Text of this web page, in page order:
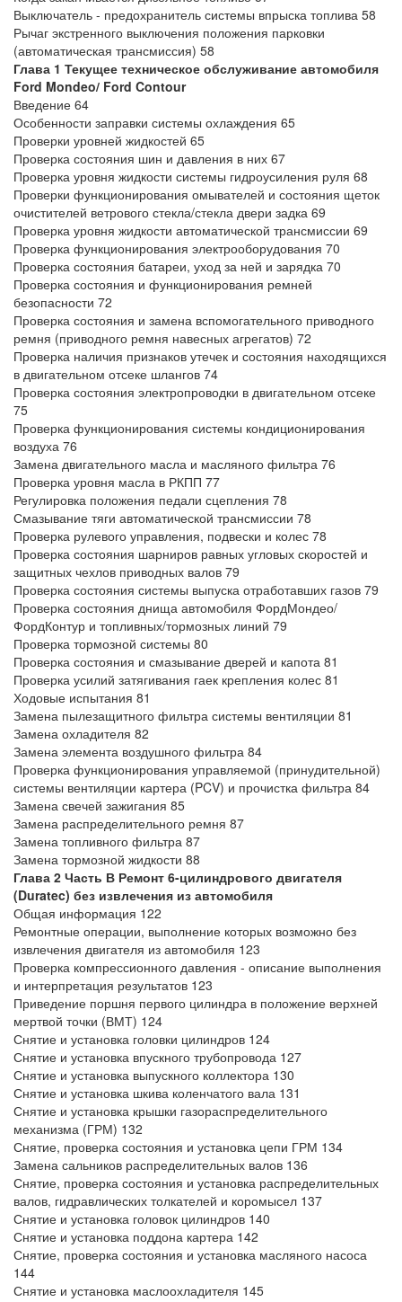
Выключатель - предохранитель системы впрыска топлива 58
Рычаг экстренного выключения положения парковки
(автоматическая трансмиссия) 58
Глава 1 Текущее техническое обслуживание автомобиля
Ford Mondeo/ Ford Contour
Введение 64
Особенности заправки системы охлаждения 65
Проверки уровней жидкостей 65
Проверка состояния шин и давления в них 67
Проверка уровня жидкости системы гидроусиления руля 68
Проверки функционирования омывателей и состояния щеток
очистителей ветрового стекла/стекла двери задка 69
Проверка уровня жидкости автоматической трансмиссии 69
Проверка функционирования электрооборудования 70
Проверка состояния батареи, уход за ней и зарядка 70
Проверка состояния и функционирования ремней
безопасности 72
Проверка состояния и замена вспомогательного приводного
ремня (приводного ремня навесных агрегатов) 72
Проверка наличия признаков утечек и состояния находящихся
в двигательном отсеке шлангов 74
Проверка состояния электропроводки в двигательном отсеке
75
Проверка функционирования системы кондиционирования
воздуха 76
Замена двигательного масла и масляного фильтра 76
Проверка уровня масла в РКПП 77
Регулировка положения педали сцепления 78
Смазывание тяги автоматической трансмиссии 78
Проверка рулевого управления, подвески и колес 78
Проверка состояния шарниров равных угловых скоростей и
защитных чехлов приводных валов 79
Проверка состояния системы выпуска отработавших газов 79
Проверка состояния днища автомобиля ФордМондео/
ФордКонтур и топливных/тормозных линий 79
Проверка тормозной системы 80
Проверка состояния и смазывание дверей и капота 81
Проверка усилий затягивания гаек крепления колес 81
Ходовые испытания 81
Замена пылезащитного фильтра системы вентиляции 81
Замена охладителя 82
Замена элемента воздушного фильтра 84
Проверка функционирования управляемой (принудительной)
системы вентиляции картера (PCV) и прочистка фильтра 84
Замена свечей зажигания 85
Замена распределительного ремня 87
Замена топливного фильтра 87
Замена тормозной жидкости 88
Глава 2 Часть В Ремонт 6-цилиндрового двигателя
(Duratec) без извлечения из автомобиля
Общая информация 122
Ремонтные операции, выполнение которых возможно без
извлечения двигателя из автомобиля 123
Проверка компрессионного давления - описание выполнения
и интерпретация результатов 123
Приведение поршня первого цилиндра в положение верхней
мертвой точки (ВМТ) 124
Снятие и установка головки цилиндров 124
Снятие и установка впускного трубопровода 127
Снятие и установка выпускного коллектора 130
Снятие и установка шкива коленчатого вала 131
Снятие и установка крышки газораспределительного
механизма (ГРМ) 132
Снятие, проверка состояния и установка цепи ГРМ 134
Замена сальников распределительных валов 136
Снятие, проверка состояния и установка распределительных
валов, гидравлических толкателей и коромысел 137
Снятие и установка головок цилиндров 140
Снятие и установка поддона картера 142
Снятие, проверка состояния и установка масляного насоса
144
Снятие и установка маслоохладителя 145